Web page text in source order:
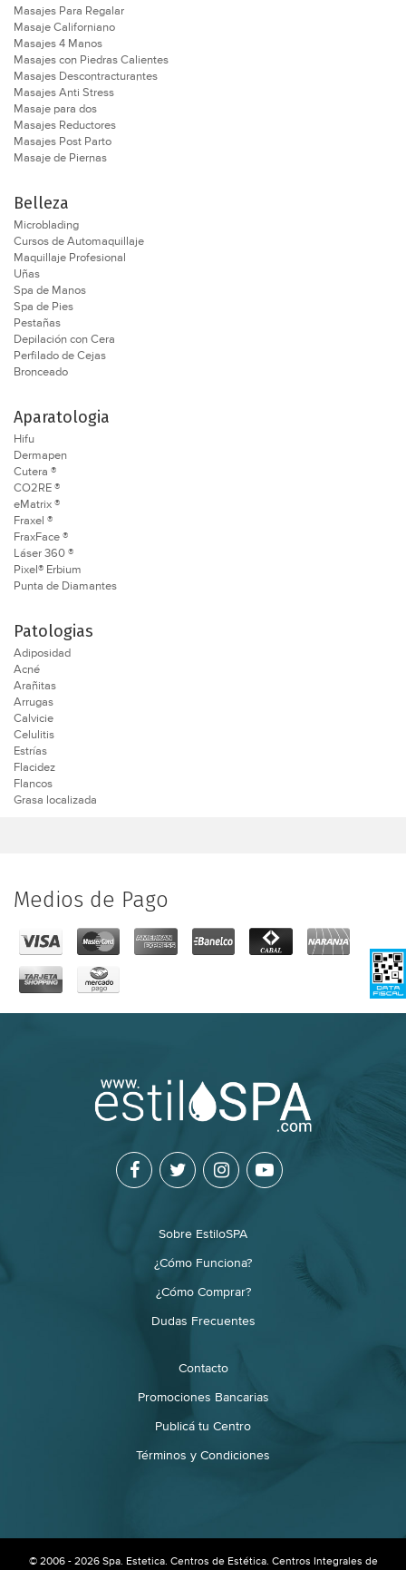
Masajes Para Regalar
Masaje Californiano
Masajes 4 Manos
Masajes con Piedras Calientes
Masajes Descontracturantes
Masajes Anti Stress
Masaje para dos
Masajes Reductores
Masajes Post Parto
Masaje de Piernas
Belleza
Microblading
Cursos de Automaquillaje
Maquillaje Profesional
Uñas
Spa de Manos
Spa de Pies
Pestañas
Depilación con Cera
Perfilado de Cejas
Bronceado
Aparatologia
Hifu
Dermapen
Cutera ®
CO2RE ®
eMatrix ®
Fraxel ®
FraxFace ®
Láser 360 ®
Pixel® Erbium
Punta de Diamantes
Patologias
Adiposidad
Acné
Arañitas
Arrugas
Calvicie
Celulitis
Estrías
Flacidez
Flancos
Grasa localizada
Medios de Pago
Sobre EstiloSPA
¿Cómo Funciona?
¿Cómo Comprar?
Dudas Frecuentes
Contacto
Promociones Bancarias
Publicá tu Centro
Términos y Condiciones
© 2006 - 2026 Spa. Estetica. Centros de Estética. Centros Integrales de